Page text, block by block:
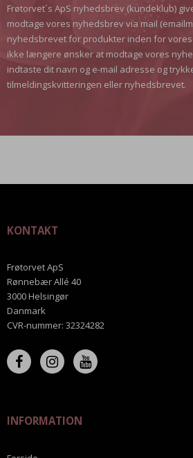
Frøtorvet´s ApS nyhedsbrev (kundeklub)
modtage vores nyhedsbrev via mail
nyhedsbrevet for produkter inden for
ikke længere ønsker at modtage vores
indtaste dit navn og e-mail adresse og
tilmeldingskvitteringen eller nyhedsbrevet.
KONTAKT
Frøtorvet ApS
Rønnebær Allé 40
3000 Helsingør
Danmark
CVR-nummer: 32324282
INFORMATION